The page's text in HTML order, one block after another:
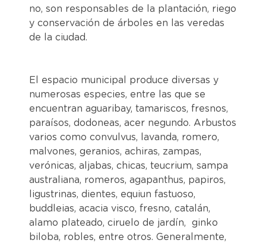
no, son responsables de la plantación, riego
y conservación de árboles en las veredas
de la ciudad.
El espacio municipal produce diversas y
numerosas especies, entre las que se
encuentran aguaribay, tamariscos, fresnos,
paraísos, dodoneas, acer negundo. Arbustos
varios como convulvus, lavanda, romero,
malvones, geranios, achiras, zampas,
verónicas, aljabas, chicas, teucrium, sampa
australiana, romeros, agapanthus, papiros,
ligustrinas, dientes, equiun fastuoso,
buddleias, acacia visco, fresno, catalán,
alamo plateado, ciruelo de jardín, ginko
biloba, robles, entre otros. Generalmente,